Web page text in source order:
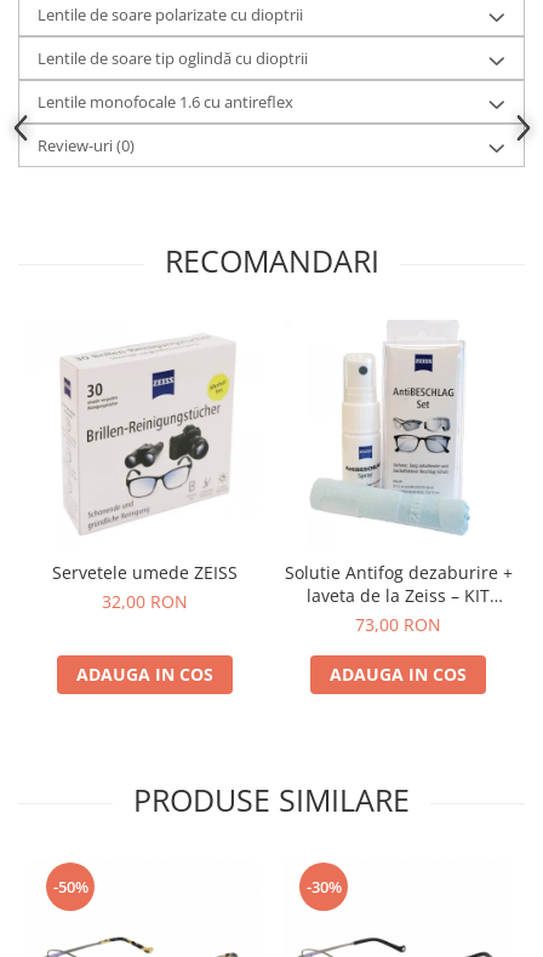
Lentile de soare polarizate cu dioptrii
Lentile de soare tip oglindă cu dioptrii
Lentile monofocale 1.6 cu antireflex
Review-uri(0)
RECOMANDARI
Servetele umede ZEISS
32,00 RON
ADAUGA IN COS
Solutie Antifog dezaburire +
laveta de la Zeiss – KIT
COMPLET
73,00 RON
ADAUGA IN COS
PRODUSE SIMILARE
-50% -30%